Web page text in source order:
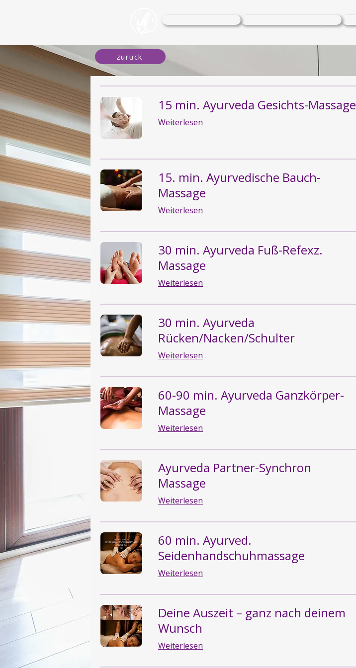
zurück
15 min. Ayurveda Gesichts-Massage
Weiterlesen
15. min. Ayurvedische Bauch-
Massage
Weiterlesen
30 min. Ayurveda Fuß-Refexz.
Massage
Weiterlesen
30 min. Ayurveda
Rücken/Nacken/Schulter
Weiterlesen
60-90 min. Ayurveda Ganzkörper-
Massage
Weiterlesen
Ayurveda Partner-Synchron
Massage
Weiterlesen
60 min. Ayurved.
Seidenhandschuhmassage
Weiterlesen
Deine Auszeit – ganz nach deinem
Wunsch
Weiterlesen